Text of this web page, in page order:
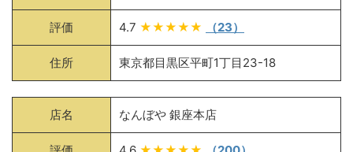
評価 4.7 ★★★★★ （23）
住所 東京都目黒区平町1丁目23-18
店名 なんぼや 銀座本店